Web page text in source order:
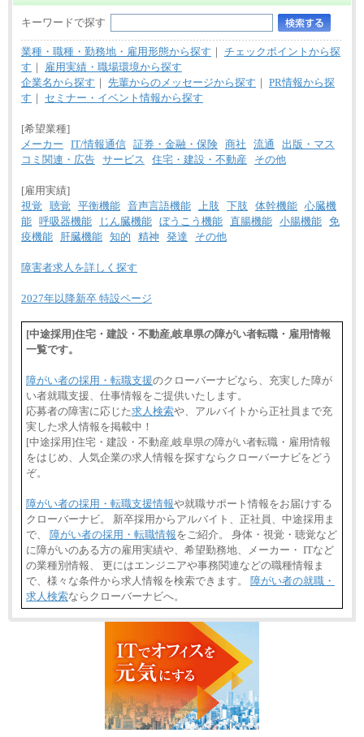
キーワードで探す
業種・職種・勤務地・雇用形態から探す ｜ チェックポイントから探
す ｜
雇用実績・職場環境から探す
企業名から探す ｜ 先輩からのメッセージから探す ｜ PR情報から探
す ｜ セミナー・イベント情報から探す
[希望業種]
メーカー
IT/情報通信 証券・金融・保険 商社 流通
出版・マス
コミ関連・広告 サービス 住宅・建設・不動産 その他
[雇用実績]
視覚
聴覚 平衡機能 音声言語機能 上肢 下肢 体幹機能 心臓機
能 呼吸器機能 じん臓機能 ぼうこう機能 直腸機能 小腸機能 免
疫機能
肝臓機能 知的 精神 発達 その他
障害者求人を詳しく探す
2027年以降新卒 特設ページ
[中途採用]住宅・建設・不動産,岐阜県の障がい者転職・雇用情報
一覧です。
障がい者の採用・転職支援のクローバーナビなら、充実した障が
い者就職支援、仕事情報をご提供いたします。
応募者の障害に応じた求人検索や、アルバイトから正社員まで充
実した求人情報を掲載中！
[中途採用]住宅・建設・不動産,岐阜県の障がい者転職・雇用情報
をはじめ、人気企業の求人情報を探すならクローバーナビをどう
ぞ。
障がい者の採用・転職支援情報や就職サポート情報をお届けする
クローバーナビ。 新卒採用からアルバイト、正社員、中途採用ま
で、 障がい者の採用・転職情報をご紹介。 身体・視覚・聴覚など
に障がいのある方の雇用実績や、希望勤務地、メーカー・ ITなど
の業種別情報、 更にはエンジニアや事務関連などの職種情報ま
で、様々な条件から求人情報を検索できます。 障がい者の就職・
求人検索ならクローバーナビへ。